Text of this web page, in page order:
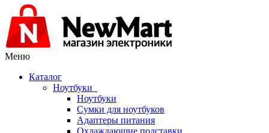
Меню
Каталог
Ноутбуки
Ноутбуки
Сумки для ноутбуков
Адаптеры питания
Охлаждающие подставки